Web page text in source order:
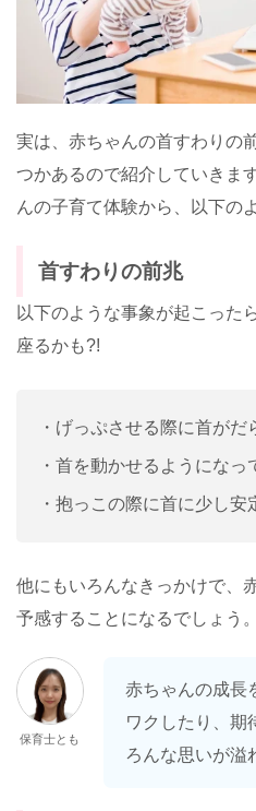
実は、赤ちゃんの首すわりの
つかあるので紹介していきま
んの子育て体験から、以下の
首すわりの前兆
以下のような事象が起こった
座るかも?!
・げっぷさせる際に首が
・首を動かせるようになっ
・抱っこの際に首に少し安
他にもいろんなきっかけで、
予感することになるでしょう。
保育士とも
赤ちゃんの成長
ワクしたり、期
ろんな思いが